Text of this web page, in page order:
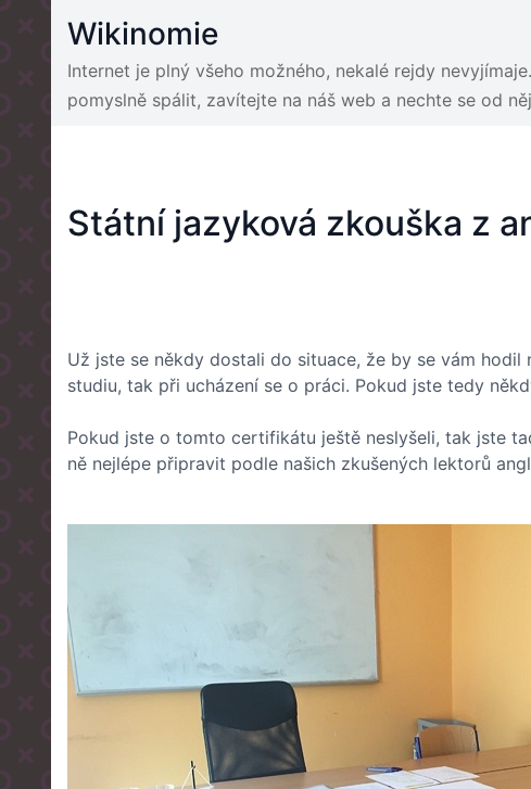
content
Wikinomie
Internet je plný všeho možného, nekalé rejdy
pomyslně spálit, zavítejte na náš web a nechte se od
Státní jazyková zkouška z
Už jste se někdy dostali do situace, že by se vám
studiu, tak při ucházení se o práci. Pokud jste tedy
Pokud jste o tomto certifikátu ještě neslyšeli, tak jste
ně nejlépe připravit podle našich zkušených lektorů